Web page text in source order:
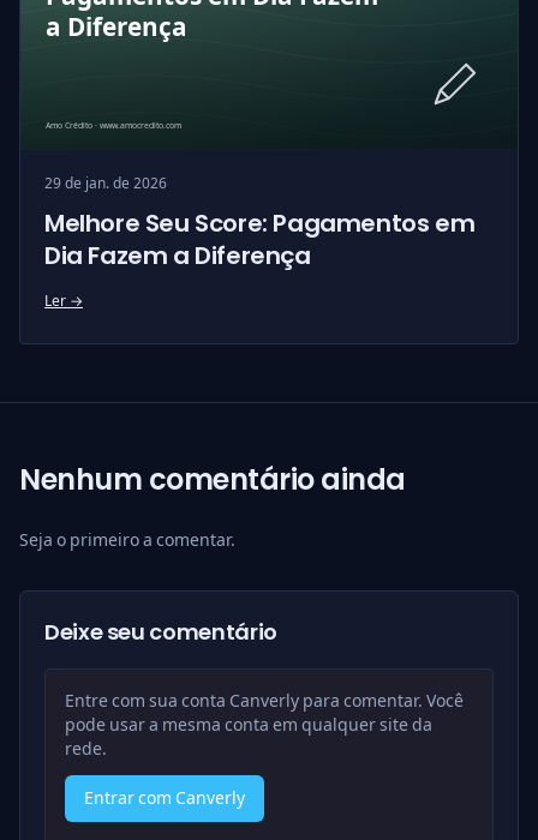
29 de jan. de 2026
Melhore Seu Score: Pagamentos em
Dia Fazem a Diferença
Ler →
Nenhum comentário ainda
Seja o primeiro a comentar.
Deixe seu comentário
Entre com sua conta Canverly para comentar. Você
pode usar a mesma conta em qualquer site da
rede.
Entrar com Canverly